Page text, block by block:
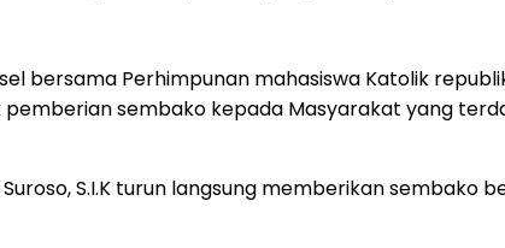
bersama Perhimpunan mahasiswa Katolik
sembako kepada Masyarakat yang
S.I.K turun langsung memberikan sembako